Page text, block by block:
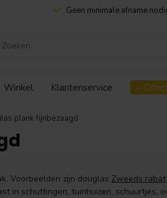
Geen minimale afname
Winkel Klantenservice >
plank fijnbezaagd
Voorbeelden zijn douglas Zweeds rabat
in schuttingen, tuinhuizen, schuurtjes,